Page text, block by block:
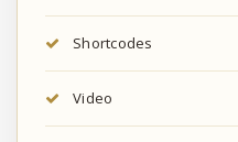
Shortcodes
Video